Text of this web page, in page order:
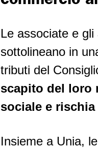
Le associate e
sottolineano in
tributi del
scapito del loro
sociale e
Insieme a Unia,